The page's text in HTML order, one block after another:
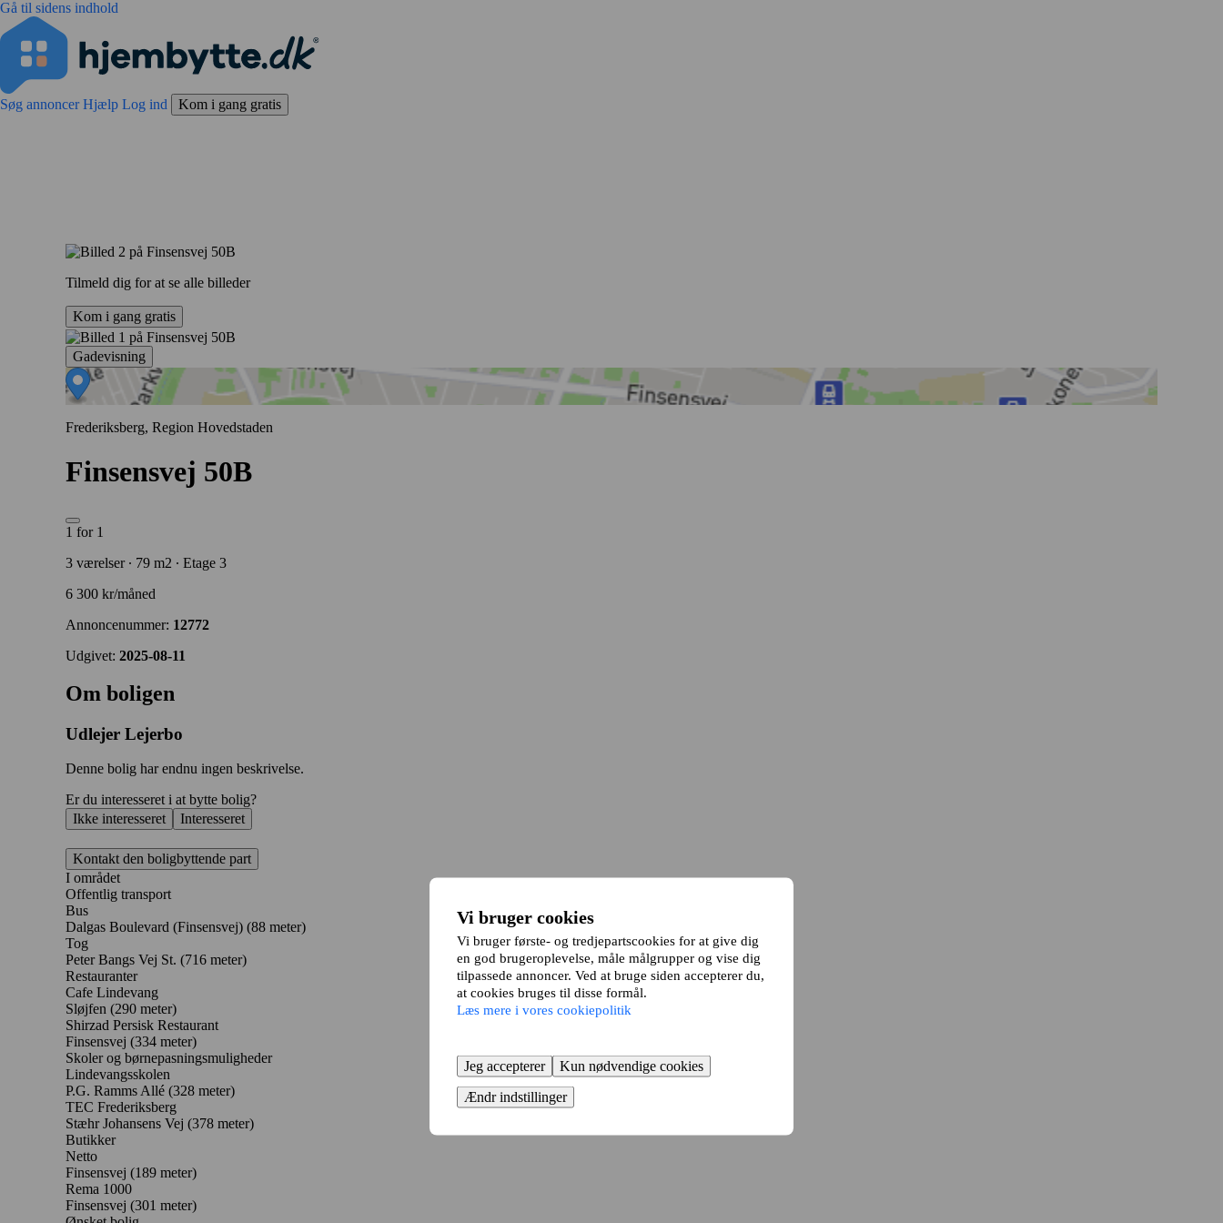
Gå til sidens indhold
Vi bruger cookies
Vi bruger første- og tredjepartscookies for at give dig
en god brugeroplevelse, måle målgrupper og vise dig
tilpassede annoncer. Ved at bruge siden accepterer du,
at cookies bruges til disse formål.
Læs mere i vores cookiepolitik
Jeg accepterer
Kun nødvendige cookies
Ændr indstillinger
Søg annoncerHjælp Log ind Kom i gang gratis
Tilmeld dig for at se alle billeder
Kom i gang gratis
Gadevisning
Frederiksberg, Region Hovedstaden
Finsensvej 50B
1 for 1
3 værelser ∙ 79 m2 ∙ Etage 3
6 300 kr/måned
Annoncenummer: 12772
Udgivet: 2025-08-11
Om boligen
Udlejer Lejerbo
Denne bolig har endnu ingen beskrivelse.
Er du interesseret i at bytte bolig?
Ikke interesseret
Interesseret
Kontakt den boligbyttende part
I området
Offentlig transport
Bus
Dalgas Boulevard (Finsensvej) (88 meter)
Tog
Peter Bangs Vej St. (716 meter)
Restauranter
Cafe Lindevang
Sløjfen (290 meter)
Shirzad Persisk Restaurant
Finsensvej (334 meter)
Skoler og børnepasningsmuligheder
Lindevangsskolen
P.G. Ramms Allé (328 meter)
TEC Frederiksberg
Stæhr Johansens Vej (378 meter)
Butikker
Netto
Finsensvej (189 meter)
Rema 1000
Finsensvej (301 meter)